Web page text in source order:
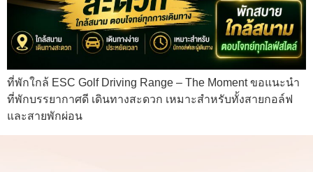
ที่พักใกล้ ESC Golf Driving Range – The Moment ขอแนะนำ
ที่พักบรรยากาศดี เดินทางสะดวก เหมาะสำหรับทั้งสายกอล์ฟ
และสายพักผ่อน